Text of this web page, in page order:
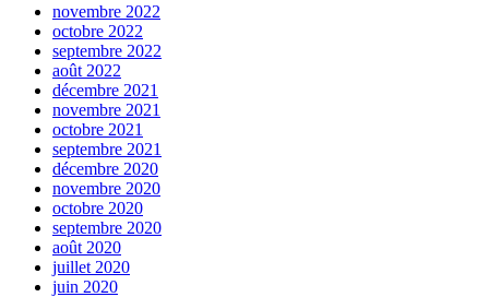
novembre 2022
octobre 2022
septembre 2022
août 2022
décembre 2021
novembre 2021
octobre 2021
septembre 2021
décembre 2020
novembre 2020
octobre 2020
septembre 2020
août 2020
juillet 2020
juin 2020